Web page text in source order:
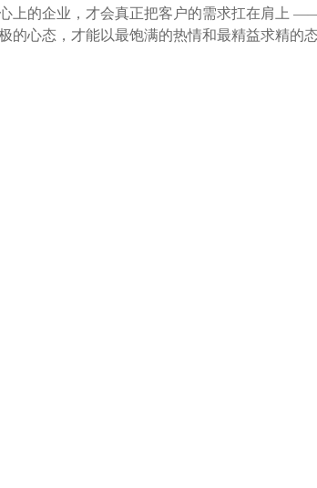
上的企业，才会真正把客户的需求扛在肩上
心态，才能以最饱满的热情和最精益求精的